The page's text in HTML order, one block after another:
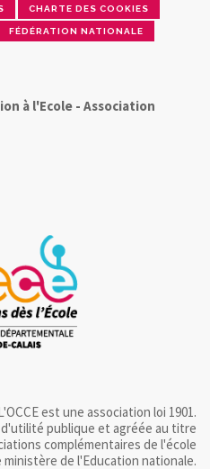
CHARTE DES COOKIES
FÉDÉRATION NATIONALE
à l'Ecole - Association
est une association loi 1901.
publique et agréée au titre
complémentaires de l'école
ministère de l'Education nationale.